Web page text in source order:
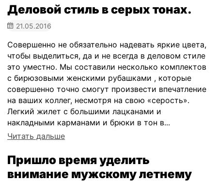
Деловой стиль в серых тонах.
21.05.2016
Совершенно не обязательно надевать яркие цвета,
чтобы выделиться, да и не всегда в деловом стиле
это уместно. Мы составили несколько комплектов
с бирюзовыми женскими рубашками , которые
совершенно точно смогут произвести впечатление
на ваших коллег, несмотря на свою «серость».
Легкий жилет с большими лацканами и
накладными карманами и брюки в тон в...
Читать дальше
Пришло время уделить
внимание мужскому летнему